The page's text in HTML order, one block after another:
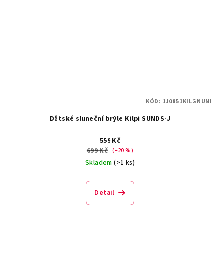
Dětské sluneční brýle Kilpi SUNDS-J
559 Kč
699 Kč (–20 %)
Skladem(>1 ks)
Detail
KÓD: 1J0851KILGNUNI